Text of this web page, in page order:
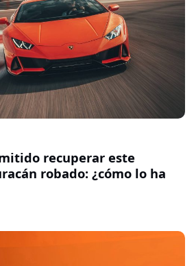
recuperar este
robado: ¿cómo lo ha